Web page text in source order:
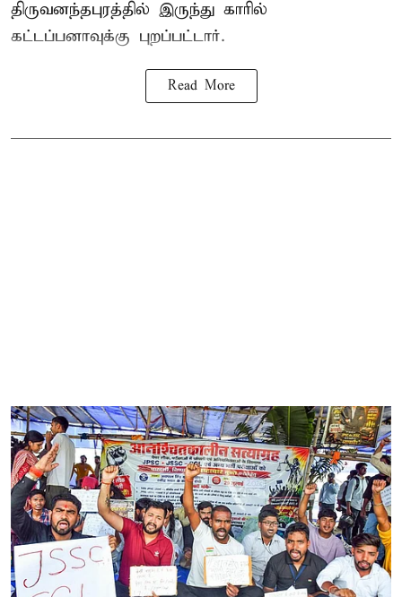
திருவனந்தபுரத்தில் இருந்து காரில்
கட்டப்பனாவுக்கு புறப்பட்டார்.
Read More